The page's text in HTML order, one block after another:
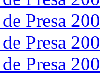
Presa
Presa
Presa